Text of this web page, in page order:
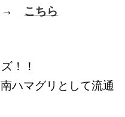
→
こちら
！！
ハマグリとして流通